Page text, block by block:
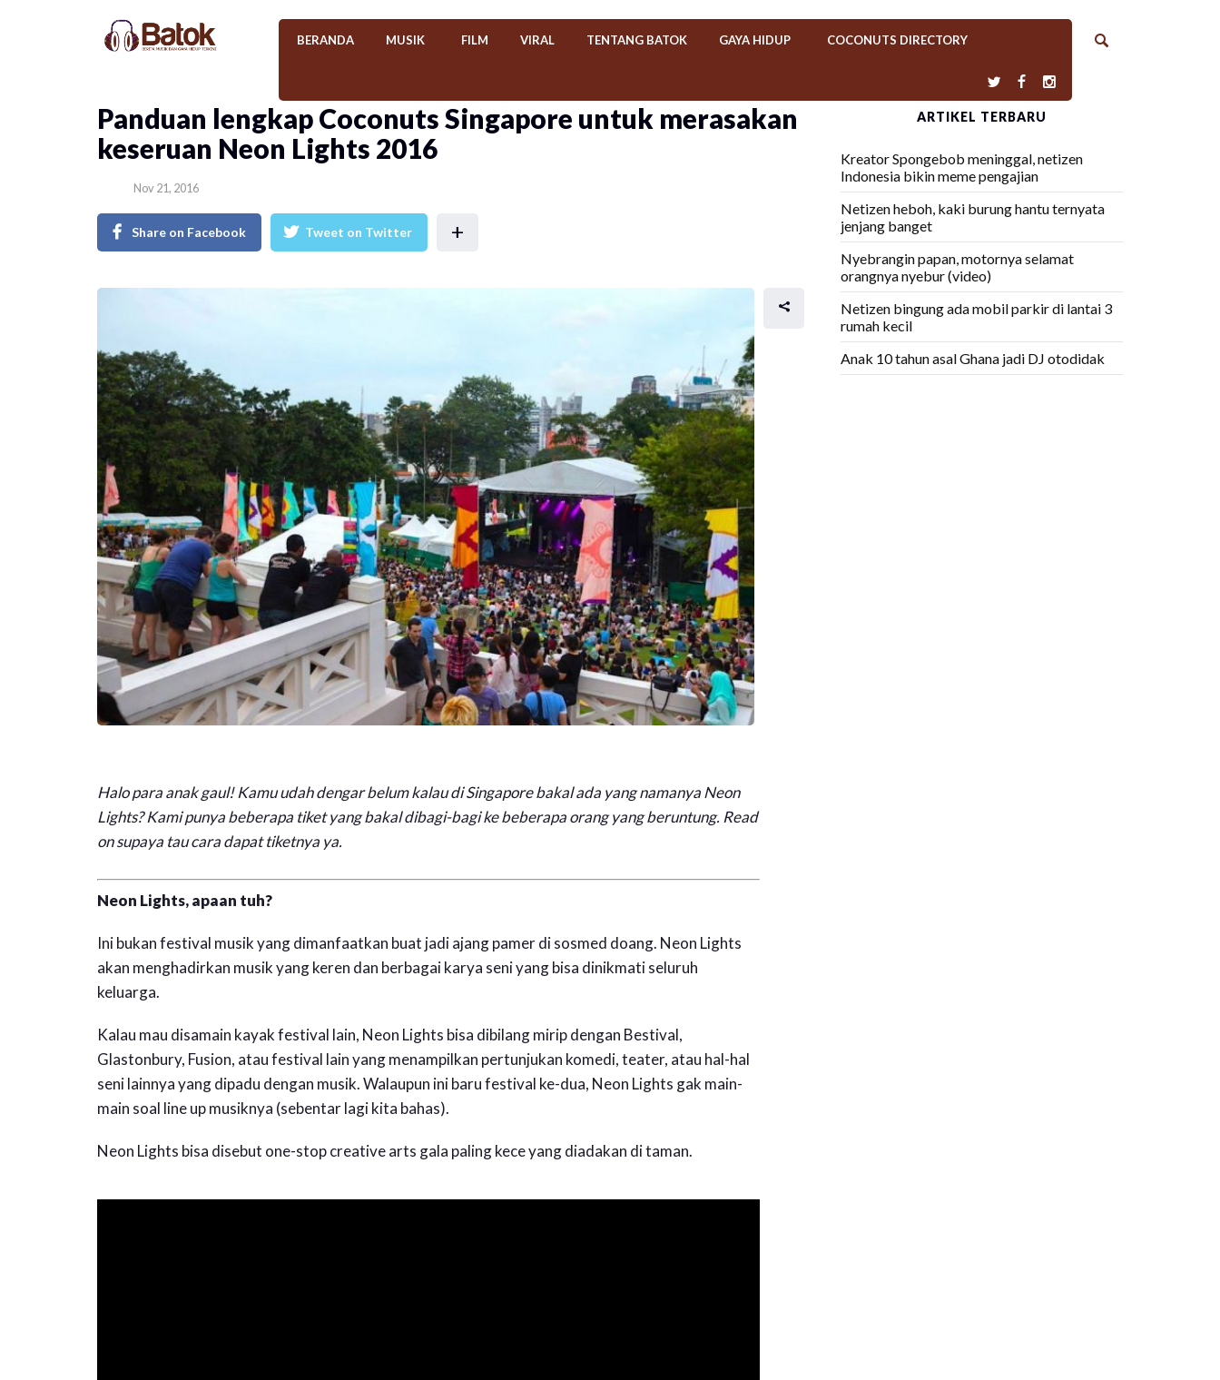
BERANDA MUSIK FILM VIRAL TENTANG BATOK GAYA HIDUP COCONUTS DIRECTORY
Panduan lengkap Coconuts Singapore untuk merasakan
keseruan Neon Lights 2016
Nov 21, 2016
Share on Facebook Tweet on Twitter +
Halo para anak gaul! Kamu udah dengar belum kalau di Singapore bakal ada yang namanya Neon
Lights? Kami punya beberapa tiket yang bakal dibagi-bagi ke beberapa orang yang beruntung. Read
on supaya tau cara dapat tiketnya ya.
Neon Lights, apaan tuh?
Ini bukan festival musik yang dimanfaatkan buat jadi ajang pamer di sosmed doang. Neon Lights
akan menghadirkan musik yang keren dan berbagai karya seni yang bisa dinikmati seluruh
keluarga.
Kalau mau disamain kayak festival lain, Neon Lights bisa dibilang mirip dengan Bestival,
Glastonbury, Fusion, atau festival lain yang menampilkan pertunjukan komedi, teater, atau hal-hal
seni lainnya yang dipadu dengan musik. Walaupun ini baru festival ke-dua, Neon Lights gak main-
main soal line up musiknya (sebentar lagi kita bahas).
Neon Lights bisa disebut one-stop creative arts gala paling kece yang diadakan di taman.
ARTIKEL TERBARU
Kreator Spongebob meninggal, netizen
Indonesia bikin meme pengajian
Netizen heboh, kaki burung hantu ternyata
jenjang banget
Nyebrangin papan, motornya selamat
orangnya nyebur (video)
Netizen bingung ada mobil parkir di lantai 3
rumah kecil
Anak 10 tahun asal Ghana jadi DJ otodidak